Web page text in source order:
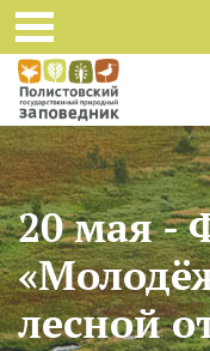
Skip to main content
20 мая -
лесной